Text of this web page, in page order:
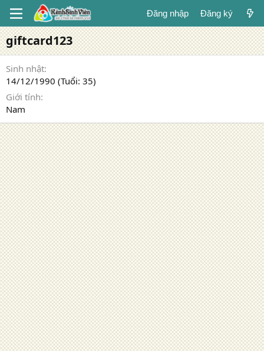
Đăng nhập Đăng ký
giftcard123
Sinh nhật
14/12/1990 (Tuổi: 35)
Giới tính
Nam